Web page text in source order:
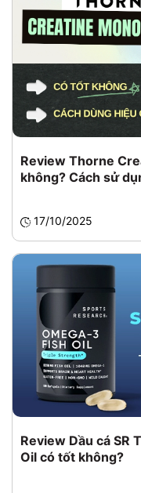
Review Thorne
không? Cách sử
17/10/2025
Review Dầu cá SR
Oil có tốt không?